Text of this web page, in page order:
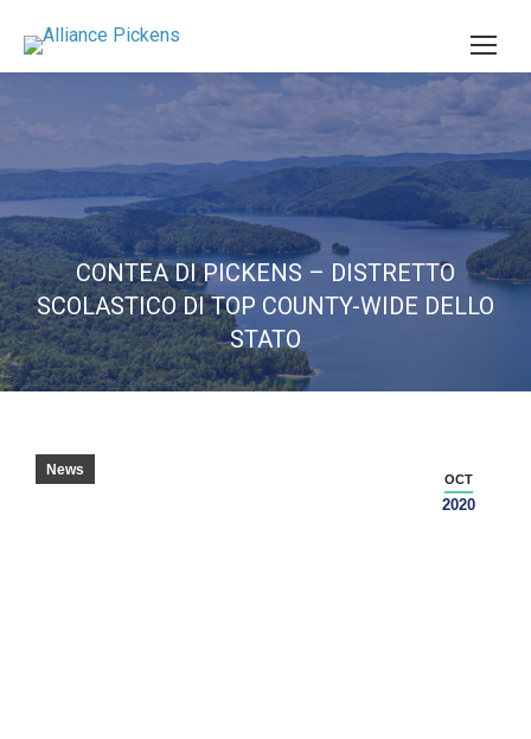
CONTEA DI PICKENS – DISTRETTO
SCOLASTICO DI TOP COUNTY-WIDE DELLO
STATO
OCT
2020
News